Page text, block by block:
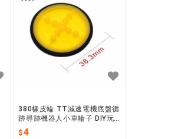
380橡皮輪 TT減速電機底盤循
跡尋跡機器人小車輪子 DIY玩
具製作
4